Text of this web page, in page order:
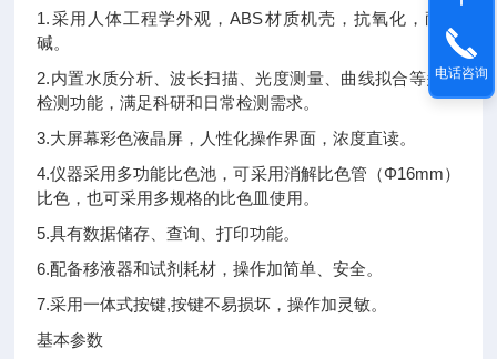
1.采用人体工程学外观，ABS材质机壳，抗氧化，耐酸
碱。
2.内置水质分析、波长扫描、光度测量、曲线拟合等多种
检测功能，满足科研和日常检测需求。
3.大屏幕彩色液晶屏，人性化操作界面，浓度直读。
4.仪器采用多功能比色池，可采用消解比色管（Φ16mm）
比色，也可采用多规格的比色皿使用。
5.具有数据储存、查询、打印功能。
6.配备移液器和试剂耗材，操作加简单、安全。
7.采用一体式按键,按键不易损坏，操作加灵敏。
基本参数
电话咨询